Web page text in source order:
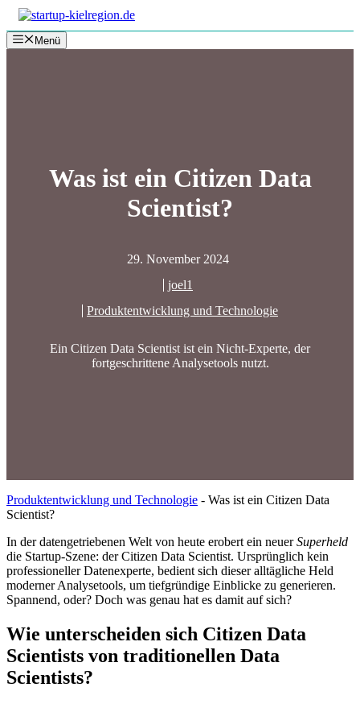
Zum
Inhalt
springenMenü
Was ist ein Citizen Data
Scientist?
29. November 2024
joel1
Produktentwicklung und Technologie
Ein Citizen Data Scientist ist ein Nicht-Experte, der
fortgeschrittene Analysetools nutzt.
Produktentwicklung und Technologie - Was ist ein Citizen Data
Scientist?
In der datengetriebenen Welt von heute erobert ein neuerSuperheld
die Startup-Szene: der Citizen Data Scientist. Ursprünglich kein
professioneller Datenexperte, bedient sich dieser alltägliche Held
moderner Analysetools, um tiefgründige Einblicke zu generieren.
Spannend, oder? Doch was genau hat es damit auf sich?
Wie unterscheiden sich Citizen Data
Scientists von traditionellen Data
Scientists?